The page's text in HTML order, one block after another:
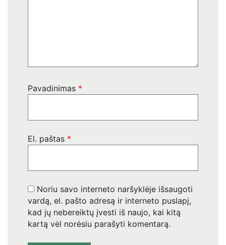
Pavadinimas *
El. paštas *
Noriu savo interneto naršyklėje išsaugoti
vardą, el. pašto adresą ir interneto puslapį,
kad jų nebereiktų įvesti iš naujo, kai kitą
kartą vėl norėsiu parašyti komentarą.